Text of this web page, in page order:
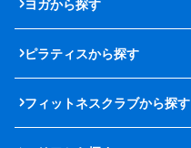
ヨガから探す
ピラティスから探す
フィットネスクラブから探す